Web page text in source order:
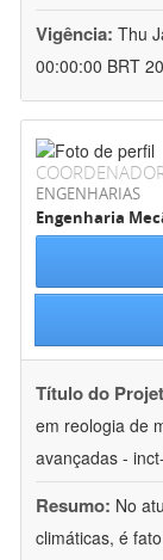
Vigência: Thu
00:00:00 BRT
ENGENHARIAS
Engenharia
Título do
em reologia de
avançadas -
Resumo: No
climáticas, é